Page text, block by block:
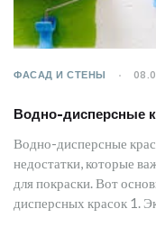
ФАСАД И СТЕНЫ
Водно-дисперсные
Водно-дисперсные
недостатки, которые
для покраски. Вот
дисперсных красок 1.